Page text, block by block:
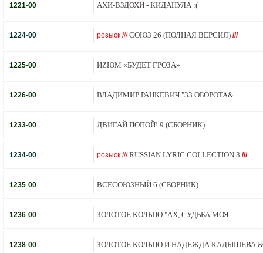
1221-00 АХИ-ВЗДОХИ - КИДАНУЛА :(
1224-00 розыск ///СОЮЗ 26 (ПОЛНАЯ ВЕРСИЯ) ///
1225-00 ИZЮМ «БУДЕТ ГРОЗА»
1226-00 ВЛАДИМИР РАЦКЕВИЧ "33 ОБОРОТА&...
1233-00 ДВИГАЙ ПОПОЙ! 9 (СБОРНИК)
1234-00 розыск ///RUSSIAN LYRIC COLLECTION 3 ///
1235-00 ВСЕСОЮЗНЫЙ 6 (СБОРНИК)
1236-00 ЗОЛОТОЕ КОЛЬЦО "АХ, СУДЬБА МОЯ...
1238-00 ЗОЛОТОЕ КОЛЬЦО И НАДЕЖДА КАДЫШЕВА